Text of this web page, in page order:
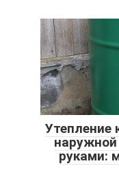
Утепление
наружной
руками: